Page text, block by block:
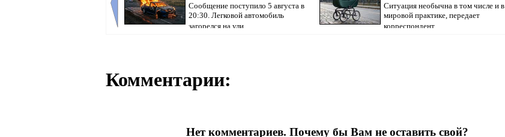
Сообщение поступило 5 августа в
20:30. Легковой автомобиль
загорелся на ули...
Ситуация необычна в том числе и в
мировой практике, передает
корреспондент ...
Комментарии:
Нет комментариев. Почему бы Вам не оставить свой?